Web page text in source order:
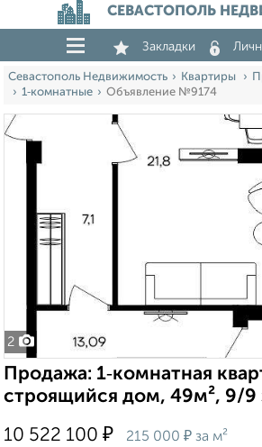
СЕВАСТОПОЛЬ
Закладки
Севастополь Недвижимость Квартиры
1‑комнатные
Объявление №9174
2
Продажа: 1‑комнатная
строящийся дом, 49м², 9/9
10 522 100 ₽ 215 000 ₽ за м²